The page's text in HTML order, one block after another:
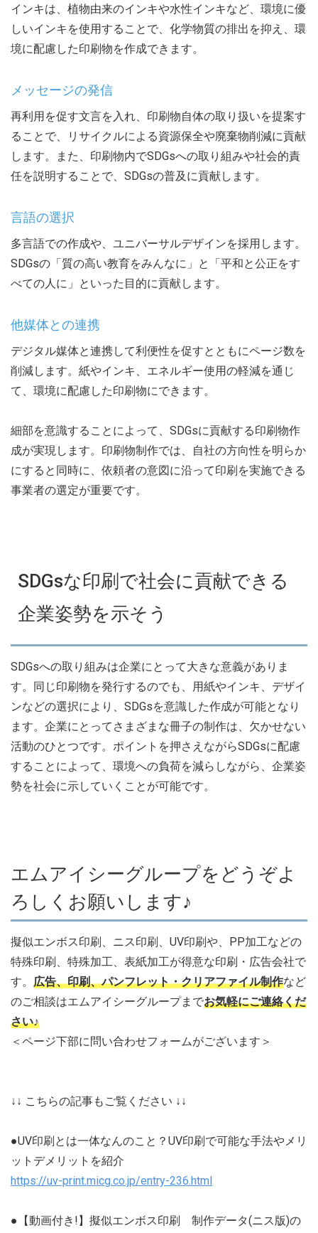
インキは、植物由来のインキや水性インキなど、環境に優
しいインキを使用することで、化学物質の排出を抑え、環
境に配慮した印刷物を作成できます。
メッセージの発信
再利用を促す文言を入れ、印刷物自体の取り扱いを提案す
ることで、リサイクルによる資源保全や廃棄物削減に貢献
します。また、印刷物内でSDGsへの取り組みや社会的責
任を説明することで、SDGsの普及に貢献します。
言語の選択
多言語での作成や、ユニバーサルデザインを採用します。
SDGsの「質の高い教育をみんなに」と「平和と公正をす
べての人に」といった目的に貢献します。
他媒体との連携
デジタル媒体と連携して利便性を促すとともにページ数を
削減します。紙やインキ、エネルギー使用の軽減を通じ
て、環境に配慮した印刷物にできます。
細部を意識することによって、SDGsに貢献する印刷物作
成が実現します。印刷物制作では、自社の方向性を明らか
にすると同時に、依頼者の意図に沿って印刷を実施できる
事業者の選定が重要です。
SDGsな印刷で社会に貢献できる
企業姿勢を示そう
SDGsへの取り組みは企業にとって大きな意義がありま
す。同じ印刷物を発行するのでも、用紙やインキ、デザイ
ンなどの選択により、SDGsを意識した作成が可能となり
ます。企業にとってさまざまな冊子の制作は、欠かせない
活動のひとつです。ポイントを押さえながらSDGsに配慮
することによって、環境への負荷を減らしながら、企業姿
勢を社会に示していくことが可能です。
エムアイシーグループをどうぞよ
ろしくお願いします♪
擬似エンボス印刷、ニス印刷、UV印刷や、PP加工などの
特殊印刷、特殊加工、表紙加工が得意な印刷・広告会社で
す。 広告、印刷、パンフレット・クリアファイル制作など
のご相談はエムアイシーグループまでお気軽にご連絡くだ
さい♪
＜ページ下部に問い合わせフォームがございます＞
↓↓ こちらの記事もご覧ください ↓↓
●UV印刷とは一体なんのこと？UV印刷で可能な手法やメリ
ットデメリットを紹介
https://uv-print.micg.co.jp/entry-236.html
●【動画付き!】擬似エンボス印刷 制作データ(ニス版)の